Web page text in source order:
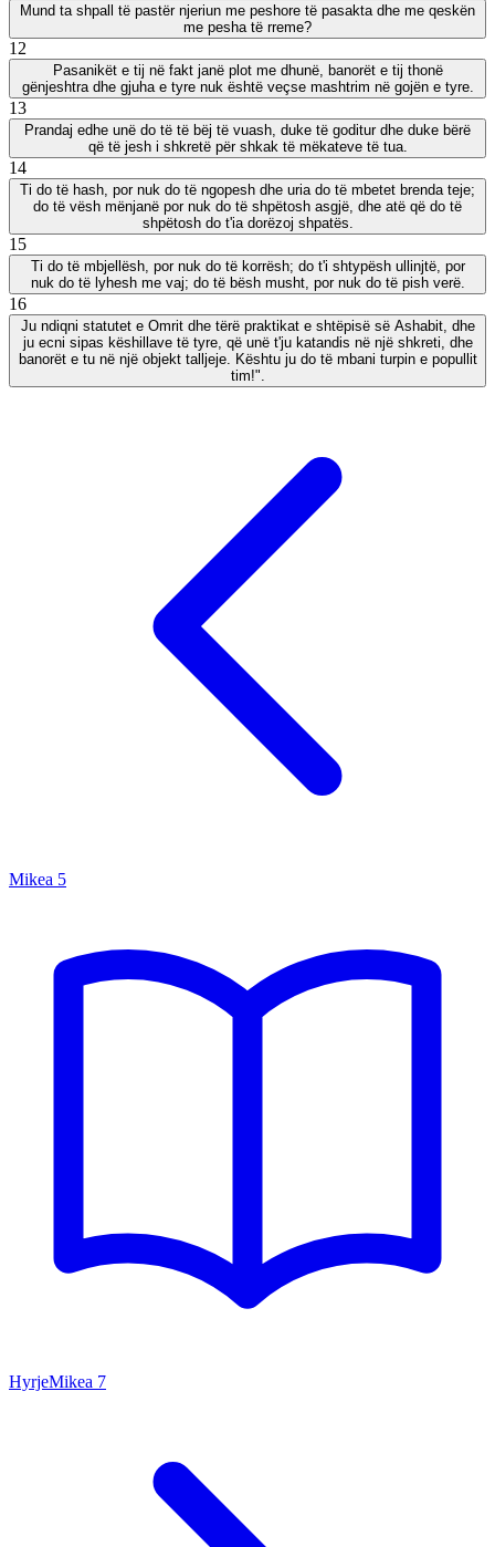
Mund ta shpall të pastër njeriun me peshore të pasakta dhe me qeskën
me pesha të rreme?
12
Pasanikët e tij në fakt janë plot me dhunë, banorët e tij thonë
gënjeshtra dhe gjuha e tyre nuk është veçse mashtrim në gojën e tyre.
13
Prandaj edhe unë do të të bëj të vuash, duke të goditur dhe duke bërë
që të jesh i shkretë për shkak të mëkateve të tua.
14
Ti do të hash, por nuk do të ngopesh dhe uria do të mbetet brenda teje;
do të vësh mënjanë por nuk do të shpëtosh asgjë, dhe atë që do të
shpëtosh do t'ia dorëzoj shpatës.
15
Ti do të mbjellësh, por nuk do të korrësh; do t'i shtypësh ullinjtë, por
nuk do të lyhesh me vaj; do të bësh musht, por nuk do të pish verë.
16
Ju ndiqni statutet e Omrit dhe tërë praktikat e shtëpisë së Ashabit, dhe
ju ecni sipas këshillave të tyre, që unë t'ju katandis në një shkreti, dhe
banorët e tu në një objekt talljeje. Kështu ju do të mbani turpin e popullit
tim!".
Mikea 5
HyrjeMikea 7